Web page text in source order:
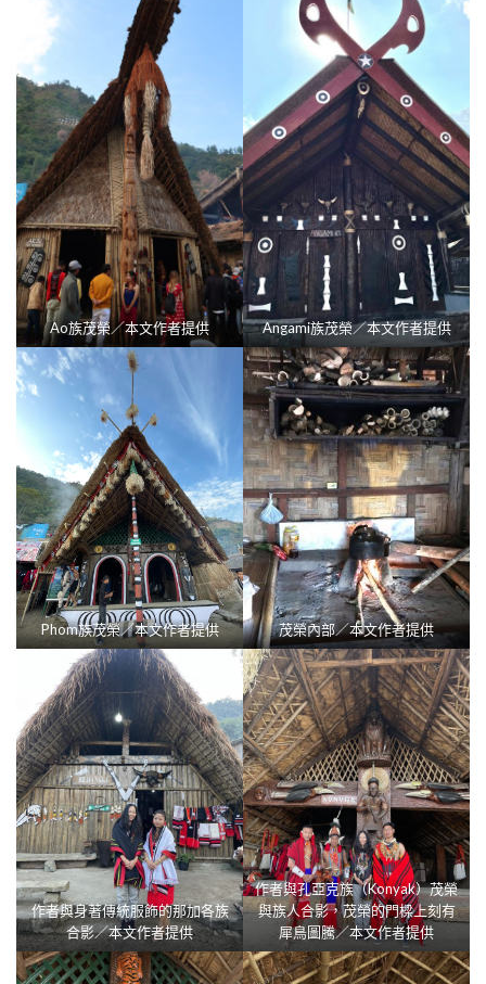
Ao族茂榮／本文作者提供 Angami族茂榮／本文作者提供
Phom族茂榮／本文作者提供 茂榮內部／本文作者提供
作者與身著傳統服飾的那加各族
合影／本文作者提供
作者與孔亞克族（Konyak）茂榮
與族人合影，茂榮的門樑上刻有
犀鳥圖騰／本文作者提供